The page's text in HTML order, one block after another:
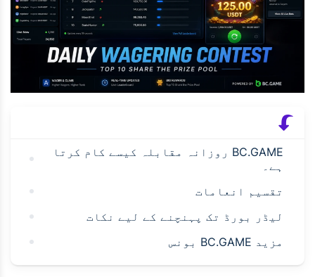
BC.GAME روزانہ مقابلہ کیسے کام کرتا
ہے۔
تقسیم انعامات
لیڈر بورڈ تک پہنچنے کے لیے نکات
مزید BC.GAME بونس